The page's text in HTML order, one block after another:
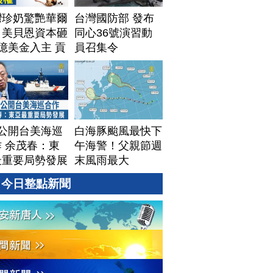
奶驚艷華爾
貝恩資本砸
美金入主 貢
際版圖加速
｜#財經新
四)
台灣國防部 發布
同心36號演習動
員召集令
開台美海巡
余茂春：東
要局勢發展
白海豚颱風最快下
午海警！父親節週
末風雨最大
今日整點新聞